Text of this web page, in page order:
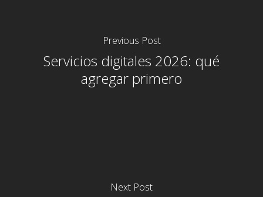
Previous Post
Servicios digitales 2026: qué
agregar primero
Next Post